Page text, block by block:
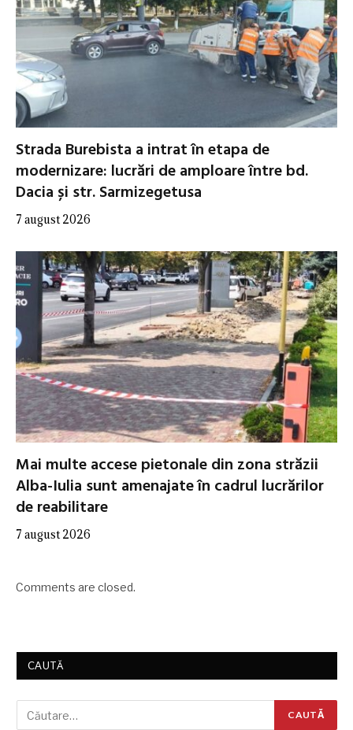
Strada Burebista a intrat în etapa de
modernizare: lucrări de amploare între bd.
Dacia și str. Sarmizegetusa
7 august 2026
Mai multe accese pietonale din zona străzii
Alba-Iulia sunt amenajate în cadrul lucrărilor
de reabilitare
7 august 2026
Comments are closed.
CAUTĂ